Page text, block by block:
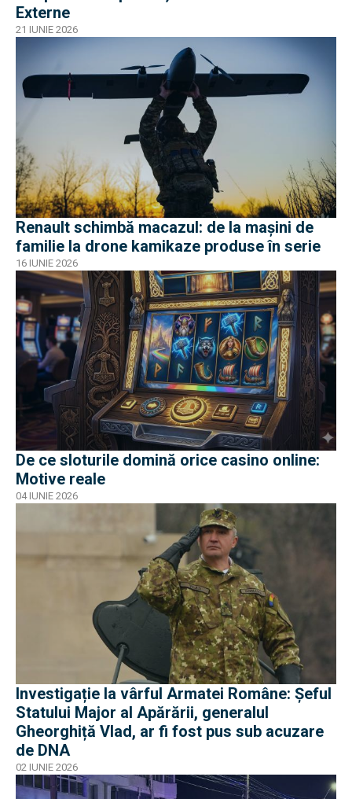
Externe
21 IUNIE 2026
Renault schimbă macazul: de la mașini de
familie la drone kamikaze produse în serie
16 IUNIE 2026
De ce sloturile domină orice casino online:
Motive reale
04 IUNIE 2026
Investigație la vârful Armatei Române: Șeful
Statului Major al Apărării, generalul
Gheorghiță Vlad, ar fi fost pus sub acuzare
de DNA
02 IUNIE 2026